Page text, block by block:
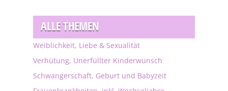
ALLE THEMEN
Weiblichkeit, Liebe & Sexualität
Verhütung, Unerfüllter Kinderwunsch
Schwangerschaft, Geburt und Babyzeit